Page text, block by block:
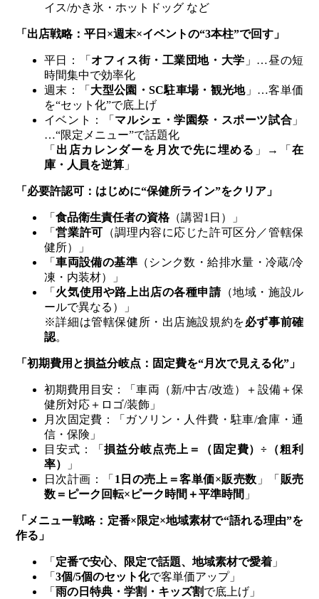
イス/かき氷・ホットドッグ など
「出店戦略：平日×週末×イベントの“3本柱”で回す」
平日：「オフィス街・工業団地・大学 」…昼の短
時間集中で効率化
週末：「 大型公園・SC駐車場・観光地」…客単価
を“セット化”で底上げ
イベント：「 マルシェ・学園祭・スポーツ試合 」
…“限定メニュー”で話題化
「 出店カレンダーを月次で先に埋める 」→「在
庫・人員を逆算」
「必要許認可：はじめに“保健所ライン”をクリア」
「 食品衛生責任者の資格（講習1日）」
「営業許可 （調理内容に応じた許可区分／管轄保
健所）」
「車両設備の基準（シンク数・給排水量・冷蔵/冷
凍・内装材）」
「 火気使用や路上出店の各種申請（地域・施設ル
ールで異なる）」
※詳細は管轄保健所・出店施設規約を必ず事前確
認。
「初期費用と損益分岐点：固定費を“月次で見える化”」
初期費用目安：「車両（新/中古/改造）＋設備＋保
健所対応＋ロゴ/装飾」
月次固定費：「ガソリン・人件費・駐車/倉庫・通
信・保険」
目安式：「損益分岐点売上＝（固定費）÷（粗利
率）
」
日次計画：「 1日の売上＝客単価×販売数 」「 販売
数＝ピーク回転×ピーク時間＋平準時間 」
「メニュー戦略：定番×限定×地域素材で“語れる理由”を
作る」
「 定番で安心、限定で話題、地域素材で愛着」
「 3個/5個のセット化で客単価アップ」
「 雨の日特典・学割・キッズ割で底上げ」